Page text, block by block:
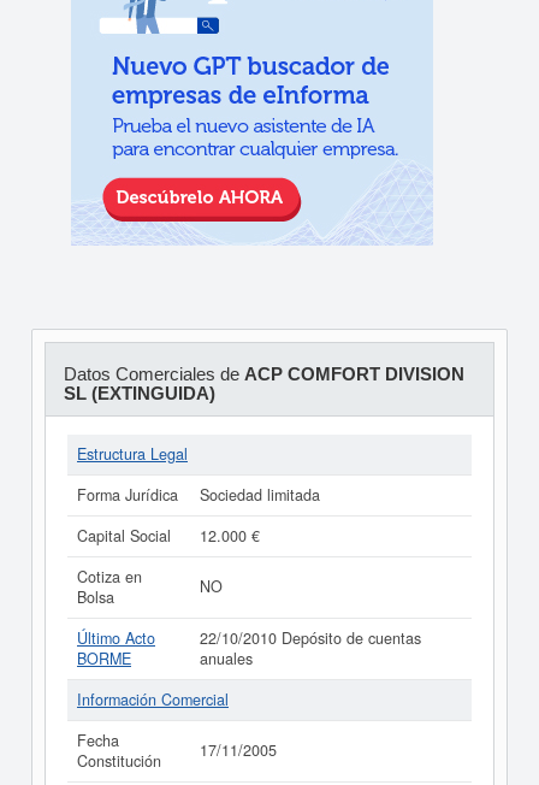
Datos Comerciales de ACP COMFORT DIVISION
SL (EXTINGUIDA)
Estructura Legal
Forma Jurídica
Sociedad limitada
Capital Social
12.000 €
Cotiza en
Bolsa
NO
Último Acto
BORME
22/10/2010 Depósito de cuentas
anuales
Información Comercial
Fecha
Constitución
17/11/2005